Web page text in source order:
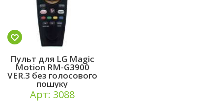
Пульт для LG Magic
Motion RM-G3900
VER.3 без голосового
пошуку
Арт: 3088